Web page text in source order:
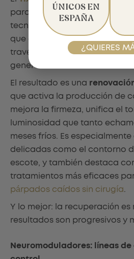
para renovar la piel de forma
tecnología de estimulación
que actúa sobre la piel sin
través de microcontactos
generan calor durante
El resultado es una
que activa la producción de
mejora la firmeza, unifica el
luminosidad que tanto
meses fríos. Es
delicadas como el contorno
escote, y también destaca
tratamientos más eficaces
párpados caídos sin cirugía.
Y lo mejor: la recuperación es
resultados son progresivos y
Neuromoduladores: líneas
ÚNICOS EN
ESPAÑA
¿QUIERES